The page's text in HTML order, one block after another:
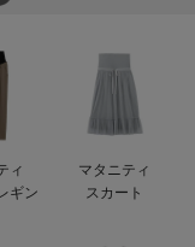
何枚あっても嬉しい
長く使えるアイテム
お部屋映えアイテム
ィ
ギン
マタニティ
スカート